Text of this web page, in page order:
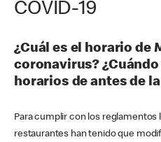
COVID-19
¿Cuál es el horario de
coronavirus?
horarios de antes de
Para cumplir con los reglamentos
restaurantes han tenido que